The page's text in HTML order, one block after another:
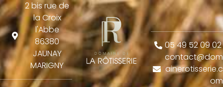
2 bis rue de
la Croix
l'Abbe
86380
JAUNAY
MARIGNY
05 49 52 09 02
contact@dom
ainerotisserie.c
om